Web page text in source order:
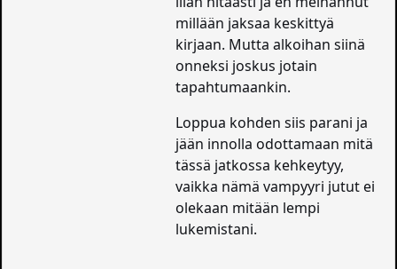
millään jaksaa keskittyä
kirjaan. Mutta alkoihan siinä
onneksi joskus jotain
tapahtumaankin.
Loppua kohden siis parani ja
jään innolla odottamaan mitä
tässä jatkossa kehkeytyy,
vaikka nämä vampyyri jutut ei
olekaan mitään lempi
lukemistani.